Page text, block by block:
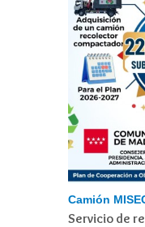
Camión
Servicio de